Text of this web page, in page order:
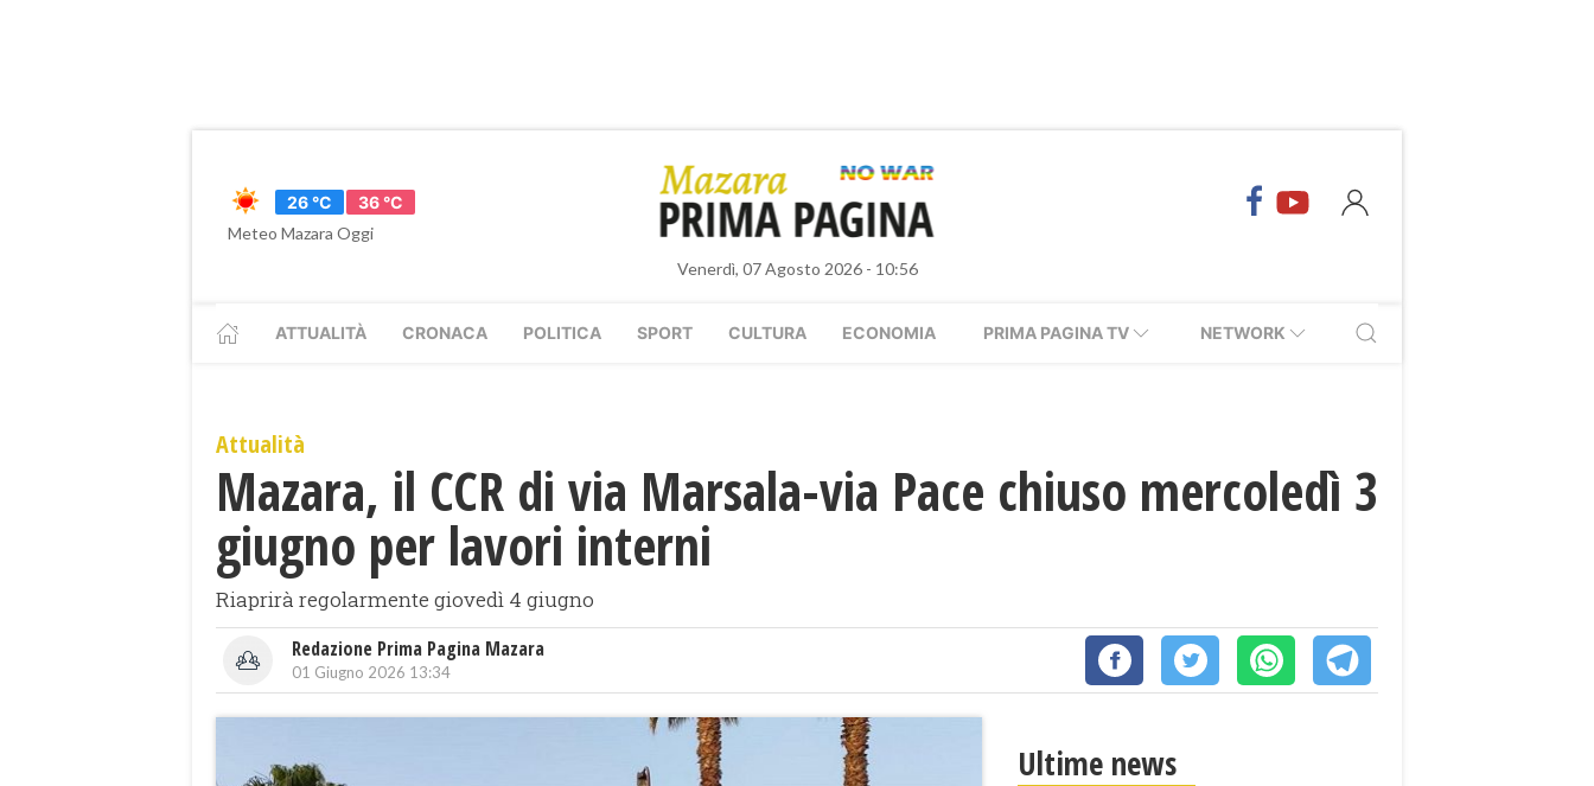
26 °C
36 °C
Meteo Mazara Oggi
Venerdì, 07 Agosto 2026 - 10:56
ATTUALITÀ CRONACA POLITICA SPORT CULTURA ECONOMIA PRIMA PAGINA TV NETWORK
Attualità
Mazara, il CCR di via Marsala-via Pace chiuso mercoledì 3
giugno per lavori interni
Riaprirà regolarmente giovedì 4 giugno
Redazione Prima Pagina Mazara
01 Giugno 2026 13:34
Ultime news